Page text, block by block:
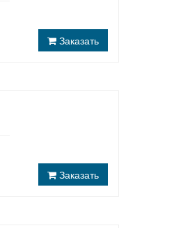
Заказать
Заказать